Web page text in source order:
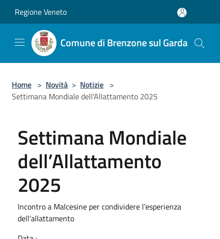
Regione Veneto
Comune di Brenzone sul Garda
Home > Novità > Notizie >
Settimana Mondiale dell’Allattamento 2025
Settimana Mondiale
dell’Allattamento
2025
Incontro a Malcesine per condividere l’esperienza
dell’allattamento